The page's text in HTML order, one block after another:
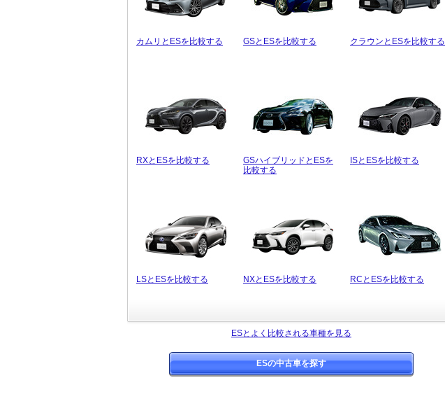
カムリとESを比較する GSとESを比較する クラウンとESを比較する
RXとESを比較する
GSハイブリッドとESを
比較する
ISとESを比較する
LSとESを比較する NXとESを比較する RCとESを比較する
ESとよく比較される車種を見る
ESの中古車を探す